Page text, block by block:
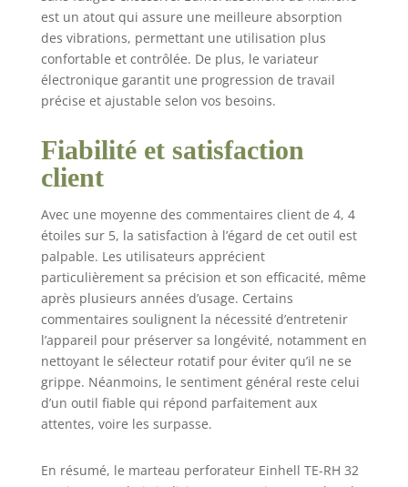
plus universel robuste
et semi-automatique
La livraison comprend
trois forets (Ø 8, 10, 12
mm) ainsi que des
se fait dans un coffret
de transport et de
est un atout qui assure une meilleure absorption
des vibrations, permettant une utilisation plus
confortable et contrôlée. De plus, le variateur
électronique garantit une progression de travail
précise et ajustable selon vos besoins.
Fiabilité et satisfaction
client
Avec une moyenne des commentaires client de 4, 4
étoiles sur 5, la satisfaction à l’égard de cet outil est
palpable. Les utilisateurs apprécient
particulièrement sa précision et son efficacité, même
après plusieurs années d’usage. Certains
commentaires soulignent la nécessité d’entretenir
l’appareil pour préserver sa longévité, notamment en
nettoyant le sélecteur rotatif pour éviter qu’il ne se
grippe. Néanmoins, le sentiment général reste celui
d’un outil fiable qui répond parfaitement aux
attentes, voire les surpasse.
En résumé, le marteau perforateur Einhell TE-RH 32